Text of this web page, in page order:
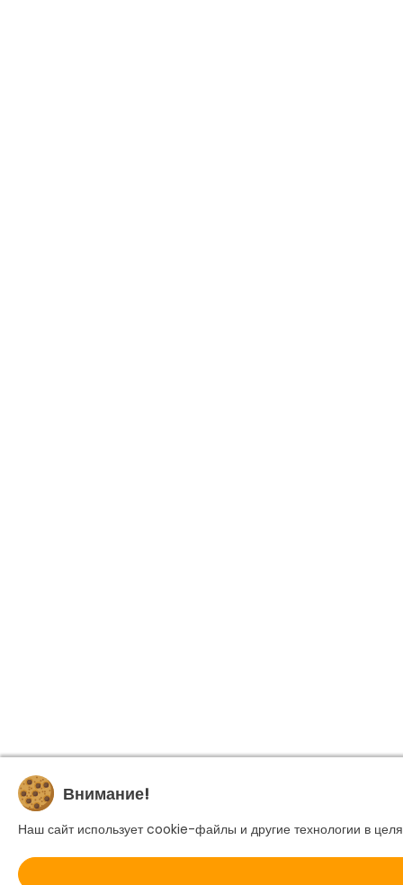
Внимание!
Наш сайт использует cookie-файлы и другие технологии в